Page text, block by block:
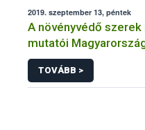
2019. szeptember 13, péntek
A növényvédő
mutatói
TOVÁBB >